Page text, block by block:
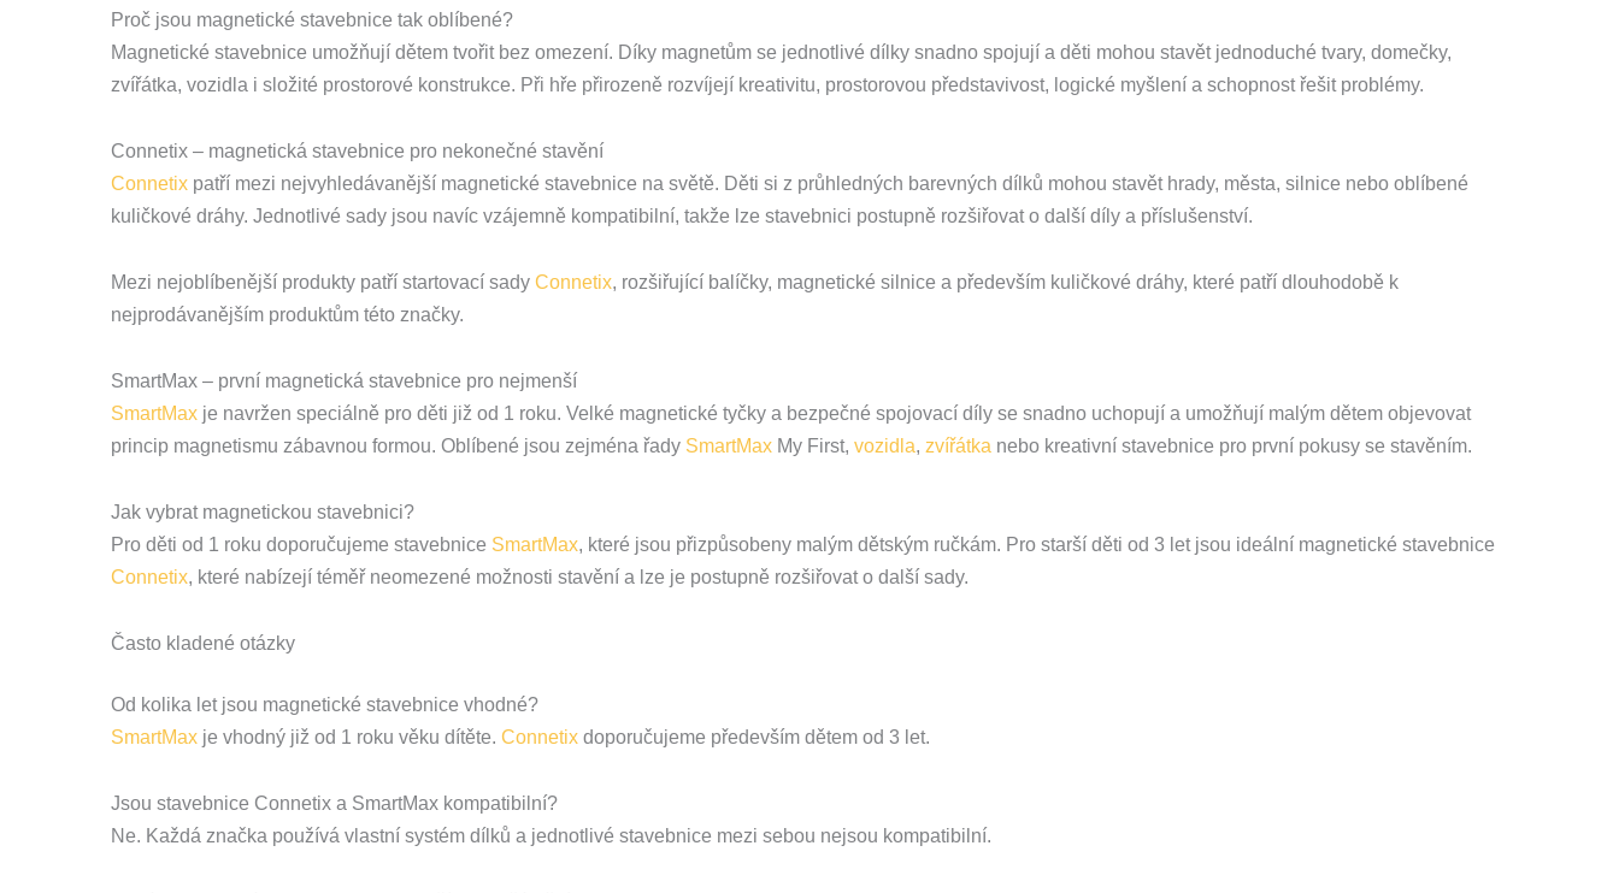
Proč jsou magnetické stavebnice tak oblíbené?
Magnetické stavebnice umožňují dětem tvořit bez omezení. Díky magnetům se jednotlivé dílky snadno spojují a děti mohou stavět jednoduché tvary, domečky,
zvířátka, vozidla i složité prostorové konstrukce. Při hře přirozeně rozvíjejí kreativitu, prostorovou představivost, logické myšlení a schopnost řešit problémy.
Connetix – magnetická stavebnice pro nekonečné stavění
Connetix patří mezi nejvyhledávanější magnetické stavebnice na světě. Děti si z průhledných barevných dílků mohou stavět hrady, města, silnice nebo oblíbené
kuličkové dráhy. Jednotlivé sady jsou navíc vzájemně kompatibilní, takže lze stavebnici postupně rozšiřovat o další díly a příslušenství.
Mezi nejoblíbenější produkty patří startovací sady Connetix, rozšiřující balíčky, magnetické silnice a především kuličkové dráhy, které patří dlouhodobě k
nejprodávanějším produktům této značky.
SmartMax – první magnetická stavebnice pro nejmenší
SmartMax je navržen speciálně pro děti již od 1 roku. Velké magnetické tyčky a bezpečné spojovací díly se snadno uchopují a umožňují malým dětem objevovat
princip magnetismu zábavnou formou. Oblíbené jsou zejména řady SmartMax My First, vozidla, zvířátka nebo kreativní stavebnice pro první pokusy se stavěním.
Jak vybrat magnetickou stavebnici?
Pro děti od 1 roku doporučujeme stavebnice SmartMax, které jsou přizpůsobeny malým dětským ručkám. Pro starší děti od 3 let jsou ideální magnetické stavebnice
Connetix, které nabízejí téměř neomezené možnosti stavění a lze je postupně rozšiřovat o další sady.
Často kladené otázky
Od kolika let jsou magnetické stavebnice vhodné?
SmartMax je vhodný již od 1 roku věku dítěte. Connetix doporučujeme především dětem od 3 let.
Jsou stavebnice Connetix a SmartMax kompatibilní?
Ne. Každá značka používá vlastní systém dílků a jednotlivé stavebnice mezi sebou nejsou kompatibilní.